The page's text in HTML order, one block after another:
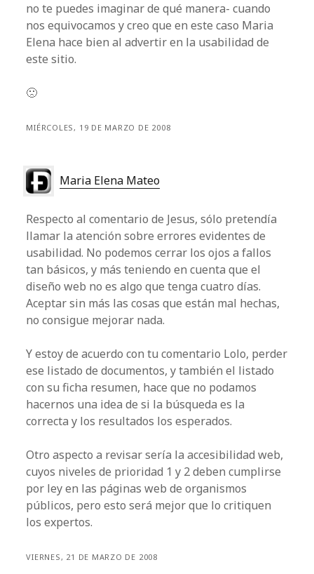
no te puedes imaginar de qué manera- cuando
nos equivocamos y creo que en este caso Maria
Elena hace bien al advertir en la usabilidad de
este sitio.
🙁
MIÉRCOLES, 19 DE MARZO DE 2008
Maria Elena Mateo
Respecto al comentario de Jesus, sólo pretendía
llamar la atención sobre errores evidentes de
usabilidad. No podemos cerrar los ojos a fallos
tan básicos, y más teniendo en cuenta que el
diseño web no es algo que tenga cuatro días.
Aceptar sin más las cosas que están mal hechas,
no consigue mejorar nada.
Y estoy de acuerdo con tu comentario Lolo, perder
ese listado de documentos, y también el listado
con su ficha resumen, hace que no podamos
hacernos una idea de si la búsqueda es la
correcta y los resultados los esperados.
Otro aspecto a revisar sería la accesibilidad web,
cuyos niveles de prioridad 1 y 2 deben cumplirse
por ley en las páginas web de organismos
públicos, pero esto será mejor que lo critiquen
los expertos.
VIERNES, 21 DE MARZO DE 2008